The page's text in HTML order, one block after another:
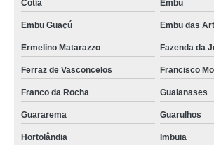
queijomatic mussarela Balneário Camboriú
queijomatic mussarela orçamento VL SANTA VLARA
queijomatic 200 litros Divinopolis
fornecedor de queijomatic 10000 Tremembé
queijomatic mussarela Capão do Embira
preço de queijomatic 1000 litros Itabaiana
Cotia Embu
Embu Guaçú Embu das
Ermelino Matarazzo Fazenda da
Ferraz de Vasconcelos Francisco
Franco da Rocha Guaianases
Guararema Guarulhos
Hortolândia Imbuia